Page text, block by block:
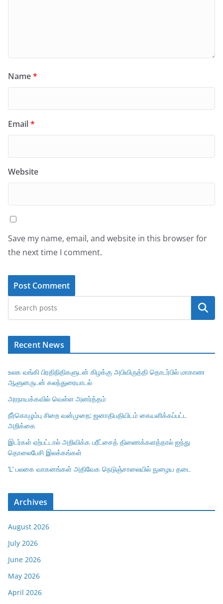
Name*
Email*
Website
Save my name, email, and website in this browser for
the next time I comment.
Search
Recent News
உலக வங்கி பிரதிநிதிகளுடன் கிழக்கு அபிவிருத்தி தொடர்பில் மாகாண
ஆளுனருடன் கலந்துரையாடல்
அரநாயக்கவில் வெள்ள அனர்த்தம்
நீர்கொழும்பு சிறை வன்முறை; ஜனாதிபதியிடம் கையளிக்கப்பட்ட
அறிக்கை
இடர்கள் ஏற்பட்டால் அறிவிக்க பரீட்சைத் திணைக்களத்தால் ஐந்து
தொலைபேசி இலக்கங்கள்
‘L’ பலகை வாகனங்கள் அதிவேக நெடுஞ்சாலையில் நுழைய தடை
Archives
August 2026
July 2026
June 2026
May 2026
April 2026